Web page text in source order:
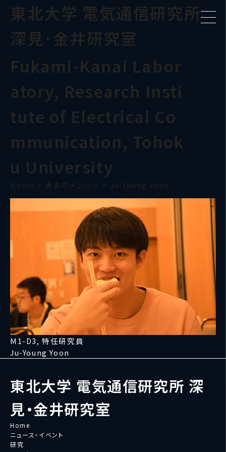
東北大学 電気通信研究所
深見･金井研究室
Fukami-Kanai Labor
atory, Research Insti
tute of Electrical Co
mmunication, Tohok
u University
Home > 過去のメンバー > Ju-Young Yoon
M1-D3, 特任研究員
Ju-Young Yoon
東北大学 電気通信研究所 深
見・金井研究室
Home
ニュース・イベント
研究